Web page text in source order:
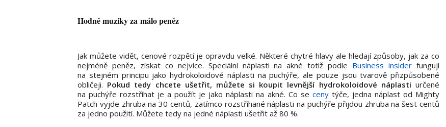
Hodně muziky za málo peněz
Jak můžete vidět, cenové rozpětí je opravdu velké. Některé chytré hlavy ale hledají způsoby, jak za co
nejméně peněz, získat co nejvíce. Speciální náplasti na akné totiž podle Business insider fungují
na stejném principu jako hydrokoloidové náplasti na puchýře, ale pouze jsou tvarově přizpůsobené
obličeji. Pokud tedy chcete ušetřit, můžete si koupit levnější hydrokoloidové náplasti určené
na puchýře rozstříhat je a použít je jako náplasti na akné. Co se cenytýče, jedna náplast od Mighty
Patch vyjde zhruba na 30 centů, zatímco rozstříhané náplasti na puchýře přijdou zhruba na šest centů
za jedno použití. Můžete tedy na jedné náplasti ušetřit až 80 %.